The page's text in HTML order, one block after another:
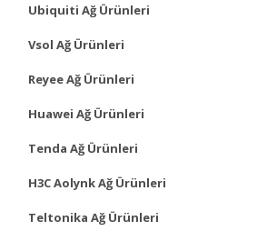
Ubiquiti Ağ Ürünleri
Vsol Ağ Ürünleri
Reyee Ağ Ürünleri
Huawei Ağ Ürünleri
Tenda Ağ Ürünleri
H3C Aolynk Ağ Ürünleri
Teltonika Ağ Ürünleri